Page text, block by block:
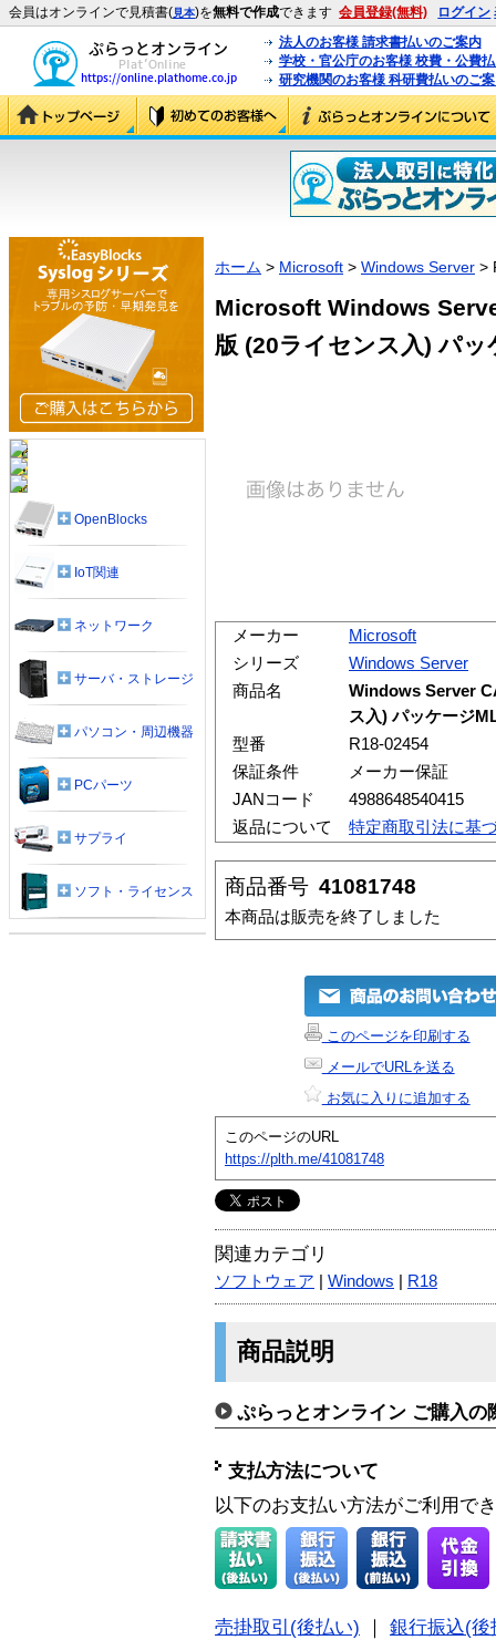
会員はオンラインで見積書(見本)を無料で作成できます 会員登録(無料) ログイン
法人のお客様 請求書払いのご案内
学校・官公庁のお客様 校費・公費
研究機関のお客様 科研費払いのご
ホーム > Microsoft > Windows Server >
Microsoft Windows
版 (20ライセンス入) パ
メーカー
Microsoft
シリーズ
Windows Server
商品名
Windows Server
ス入) パッケージ
型番
R18-02454
保証条件
メーカー保証
JANコード
4988648540415
返品について
特定商取引法に基
商品番号 41081748
本商品は販売を終了しました
このページを印刷する
メールでURLを送る
お気に入りに追加する
このページのURL
https://plth.me/41081748
関連カテゴリ
ソフトウェア Windows R18
商品説明
ぷらっとオンライン ご購入の
支払方法について
以下のお支払い方法がご利用で
売掛取引(後払い)
銀行振込(後
OpenBlocks
IoT関連
ネットワーク
サーバ・ストレージ
パソコン・周辺機器
PCパーツ
サプライ
ソフト・ライセンス